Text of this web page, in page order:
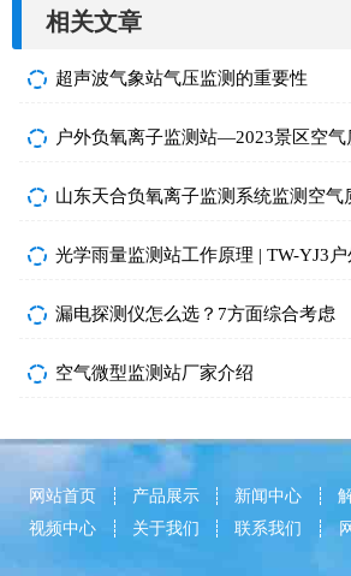
相关文章
超声波气象站气压监测的重要性
山东天合负氧离子监测系统监测空气
漏电探测仪怎么选？7方面综合考虑
空气微型监测站厂家介绍
网站首页 产品展示 新闻中心
视频中心
关于我们 联系我们